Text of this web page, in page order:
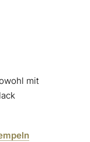
mit